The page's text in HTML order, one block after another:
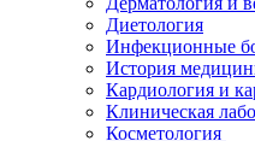
Диетология
Инфекционные
История
Кардиология и
Клиническая
Косметология